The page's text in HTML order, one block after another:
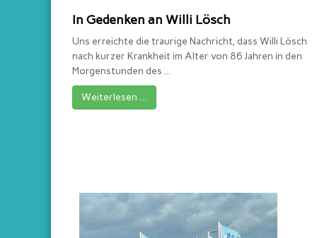
e
r
W
e
r
f
e
In Gedenken an Willi Lösch
Uns erreichte die traurige Nachricht, dass Willi Lösch
nach kurzer Krankheit im Alter von 86 Jahren in den
Morgenstunden des ...
Weiterlesen …